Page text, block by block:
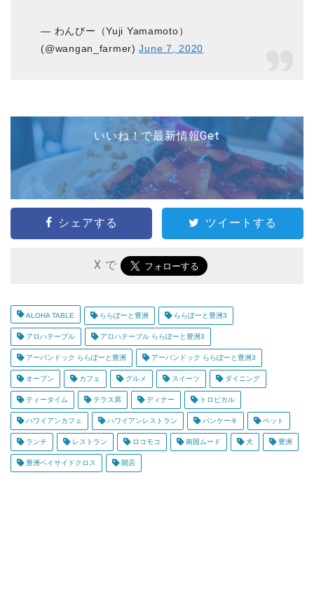
— わんびー（Yuji Yamamoto）
(@wangan_farmer)June 7, 2020
いいね！で最新情報Get
シェアする ツイートする
X で
ALOHA TABLE ららぽーと豊洲 ららぽーと豊洲3
アロハテーブル アロハテーブル ららぽーと豊洲3
アーバンドック ららぽーと豊洲 アーバンドック ららぽーと豊洲3
オープン カフェ グルメ スイーツ ダイニング
ティータイム テラス席 ディナー トロピカル
ハワイアンカフェ ハワイアンレストラン パンケーキ ペット
ランチ レストラン ロコモコ 南国ムード 犬 豊洲
豊洲ベイサイドクロス 開店